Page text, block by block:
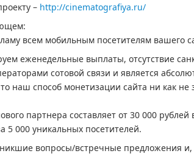
– http://cinematografiya.ru/
всем мобильным посетителям вашего
еженедельные выплаты, отсутствие
сотовой связи и является
наш способ монетизации сайта ни как
партнера составляет от 30 000 рублей
5 000 уникальных посетителей.
вопросы/встречные предложения и,